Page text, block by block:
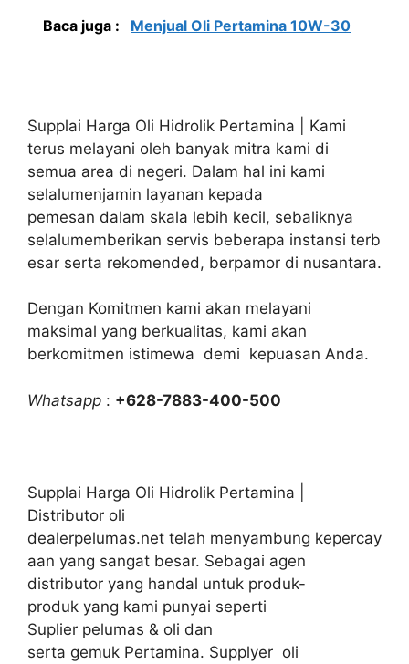
Baca juga : Menjual Oli Pertamina 10W-30
Supplai Harga Oli Hidrolik Pertamina | Kami
terus melayani oleh banyak mitra kami di
semua area di negeri. Dalam hal ini kami
selalumenjamin layanan kepada
pemesan dalam skala lebih kecil, sebaliknya
selalumemberikan servis beberapa instansi terb
esar serta rekomended, berpamor di nusantara.
Dengan Komitmen kami akan melayani
maksimal yang berkualitas, kami akan
berkomitmen istimewa demi kepuasan Anda.
Whatsapp : +628-7883-400-500
Supplai Harga Oli Hidrolik Pertamina |
Distributor oli
dealerpelumas.net telah menyambung kepercay
aan yang sangat besar. Sebagai agen
distributor yang handal untuk produk-
produk yang kami punyai seperti
Suplier pelumas & oli dan
serta gemuk Pertamina. Supplyer oli